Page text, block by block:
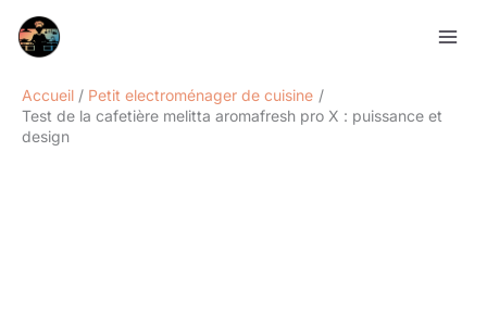
Accueil
Petit electroménager de cuisine
Test de la cafetière melitta aromafresh pro X : puissance et
design
Rechercher